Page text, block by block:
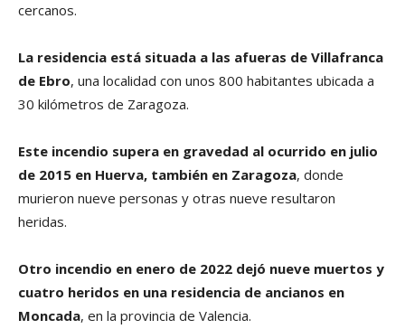
cercanos.
La residencia está situada a las afueras de Villafranca
de Ebro, una localidad con unos 800 habitantes ubicada a
30 kilómetros de Zaragoza.
Este incendio supera en gravedad al ocurrido en julio
de 2015 en Huerva, también en Zaragoza, donde
murieron nueve personas y otras nueve resultaron
heridas.
Otro incendio en enero de 2022 dejó nueve muertos y
cuatro heridos en una residencia de ancianos en
Moncada, en la provincia de Valencia.